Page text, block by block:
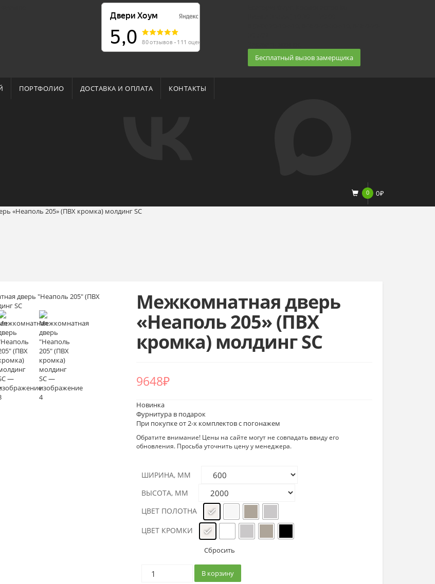
Бесплатный вызов замерщика
ПОРТФОЛИО ДОСТАВКА И ОПЛАТА КОНТАКТЫ
0 0₽
«Неаполь 205» (ПВХ кромка) молдинг SC
Межкомнатная дверь
«Неаполь 205» (ПВХ
кромка) молдинг SC
9648₽
Новинка
Фурнитура в подарок
При покупке от 2-х комплектов с погонажем
Обратите внимание! Цены на сайте могут не совпадать ввиду его
обновления. Просьба уточнить цену у менеджера.
ШИРИНА, ММ
ВЫСОТА, ММ
ЦВЕТ ПОЛОТНА
ЦВЕТ КРОМКИ
Сбросить
В корзину